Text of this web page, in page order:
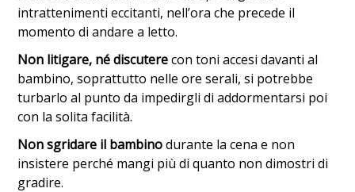
intrattenimenti eccitanti, nell’ora che precede il
momento di andare a letto.
Non litigare, né discuterecon toni accesi davanti al
bambino, soprattutto nelle ore serali, si potrebbe
turbarlo al punto da impedirgli di addormentarsi poi
con la solita facilità.
Non sgridare il bambinodurante la cena e non
insistere perché mangi più di quanto non dimostri di
gradire.